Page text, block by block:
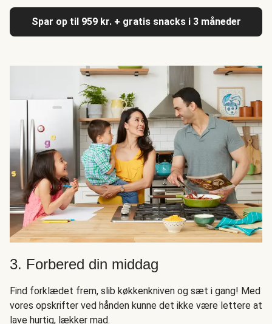
Spar op til 959 kr. + gratis snacks i 3 måneder
3. Forbered din middag
Find forklædet frem, slib køkkenkniven og sæt i gang! Med
vores opskrifter ved hånden kunne det ikke være lettere at
lave hurtig, lækker mad.